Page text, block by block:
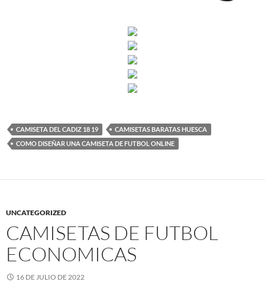
CAMISETA DEL CADIZ 18 19
CAMISETAS BARATAS HUESCA
COMO DISEÑAR UNA CAMISETA DE FUTBOL ONLINE
UNCATEGORIZED
CAMISETAS DE FUTBOL
ECONOMICAS
16 DE JULIO DE 2022